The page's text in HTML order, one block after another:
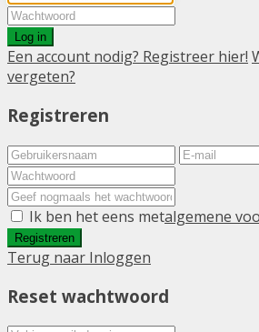
Log in
Een account nodig? Registreer hier!
vergeten?
Registreren
Ik ben het eens metalgemene
Registreren
Terug naar Inloggen
Reset wachtwoord